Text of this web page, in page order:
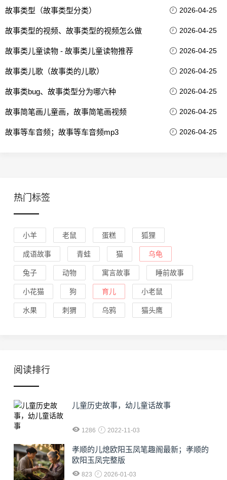
故事类型（故事类型分类） 2026-04-25
故事类型的视频、故事类型的视频怎么做 2026-04-25
故事类儿童读物 - 故事类儿童读物推荐 2026-04-25
故事类儿歌（故事类的儿歌） 2026-04-25
故事类bug、故事类型分为哪六种 2026-04-25
故事简笔画儿童画，故事简笔画视频 2026-04-25
故事等车音频；故事等车音频mp3 2026-04-25
热门标签
小羊 老鼠 蛋糕 狐狸
成语故事 青蛙 猫 乌龟
兔子 动物 寓言故事 睡前故事
小花猫 狗 育儿 小老鼠
水果 刺猬 乌鸦 猫头鹰
阅读排行
儿童历史故事，幼儿童话故事
1286 2022-11-03
孝顺的儿熄欧阳玉凤笔趣阁最新；孝顺的
欧阳玉凤完整版
823 2026-01-03